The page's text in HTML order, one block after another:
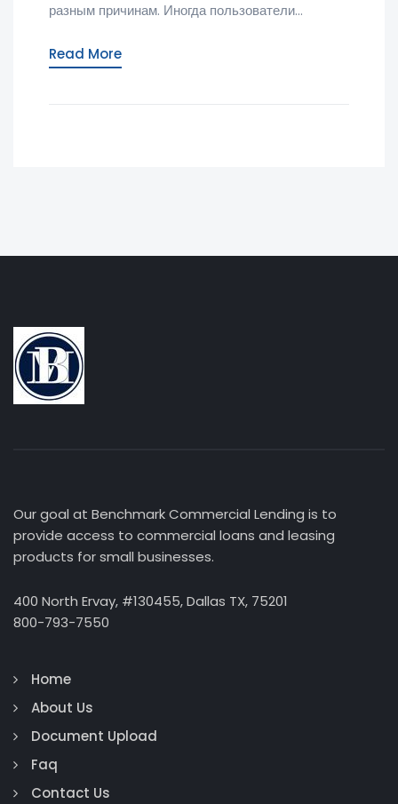
разным причинам. Иногда пользователи...
Read More
Our goal at Benchmark Commercial Lending is to
provide access to commercial loans and leasing
products for small businesses.
400 North Ervay, #130455, Dallas TX, 75201
800-793-7550
Home
About Us
Document Upload
Faq
Contact Us